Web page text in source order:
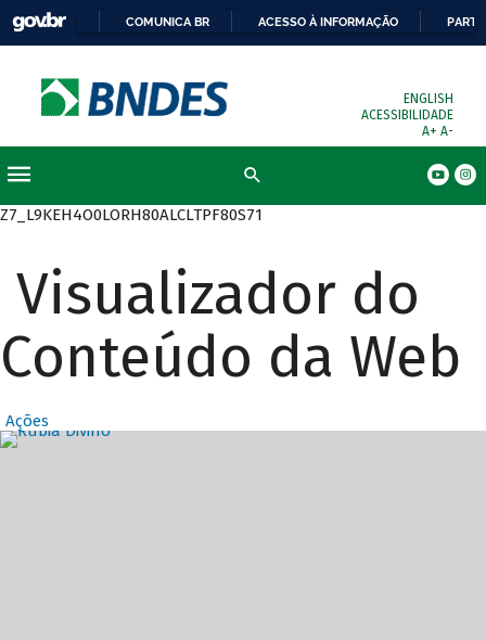
COMUNICA BR ACESSO À INFORMAÇÃO
ENGLISH
ACESSIBILIDADE
A+ A-
Z7_L9KEH4O0LORH80ALCLTPF80S71
Visualizador do
Conteúdo da Web
Ações
Destaques